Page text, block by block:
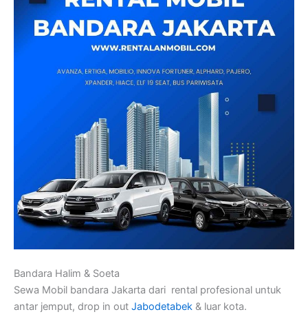
Bandara Halim & Soeta
Sewa Mobil bandara Jakarta dari rental profesional untuk
antar jemput, drop in out Jabodetabek & luar kota.